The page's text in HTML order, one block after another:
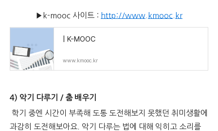
▶k-mooc 사이트 : http://www.kmooc.kr
| K-MOOC
www.kmooc.kr
​4) 악기 다루기 / 춤 배우기
학기 중엔 시간이 부족해 도통 도전해보지 못했던 취미생활에
과감히 도전해보아요. 악기 다루는 법에 대해 익히고 소리를